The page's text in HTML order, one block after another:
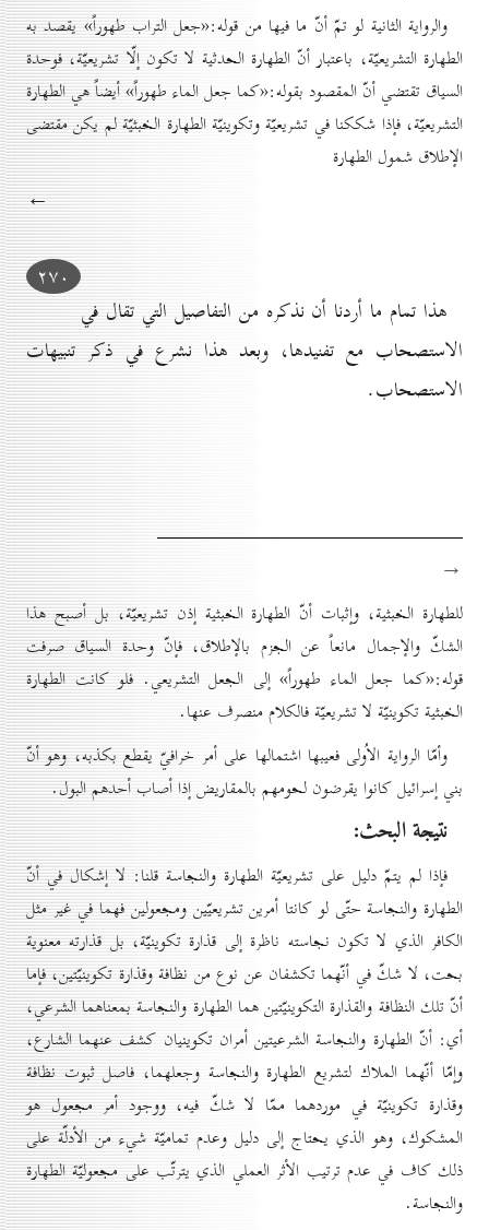
والرواية الثانية لو تمّ أنّ ما فيها من قوله:«جعل التراب طهوراً» يقصد به
الطهارة التشريعيّة، باعتبار أنّ الطهارة الحدثية لا تكون إلّا تشريعيّة، فوحدة
السياق تقتضي أنّ المقصود بقوله:«كما جعل الماء طهوراً» أيضاً هي الطهارة
التشريعيّة، فإذا شككنا في تشريعيّة وتكوينيّة الطهارة الخبثيّة لم يكن مقتضى
الإطلاق شمول الطهارة
←
۲۷٠
هذا تمام ما أردنا أن نذكره من التفاصيل التي تقال في
الاستصحاب مع تفنيدها، وبعد هذا نشرع في ذكر تنبيهات
الاستصحاب.
→
للطهارة الخبثية، وإثبات أنّ الطهارة الخبثية إذن تشريعيّة، بل أصبح هذا
الشكّ والإجمال مانعاً عن الجزم بالإطلاق، فإنّ وحدة السياق صرفت
قوله:«كما جعل الماء طهوراً» إلى الجعل التشريعي. فلو كانت الطهارة
الخبثية تكوينيّة لا تشريعيّة فالكلام منصرف عنها.
وأمّا الرواية الاُولى فعيبها اشتمالها على أمر خرافيّ يقطع بكذبه، وهو أنّ
بني إسرائيل كانوا يقرضون لحومهم بالمقاريض إذا أصاب أحدهم البول.
نتيجة البحث:
فإذا لم يتمّ دليل على تشريعيّة الطهارة والنجاسة قلنا: لا إشكال في أنّ
الطهارة والنجاسة حتّى لو كانتا أمرين تشريعيّين ومجعولين فهما في غير مثل
الكافر الذي لا تكون نجاسته ناظرة إلى قذارة تكوينيّة، بل قذارته معنوية
بحت، لا شكّ في أنّهما تكشفان عن نوع من نظافة وقذارة تكوينيّتين، فإما
أنّ تلك النظافة والقذارة التكوينيّتين هما الطهارة والنجاسة بمعناهما الشرعي،
أي: أنّ الطهارة والنجاسة الشرعيتين أمران تكوينيان كشف عنهما الشارع،
وإمّا أنّهما الملاك لتشريع الطهارة والنجاسة وجعلهما، فاصل ثبوت نظافة
وقذارة تكوينيّة في موردهما ممّا لا شكّ فيه، ووجود أمر مجعول هو
المشكوك، وهو الذي يحتاج إلى دليل وعدم تماميّة شيء من الأدلّة على
ذلك كاف في عدم ترتيب الأثر العملي الذي يترتّب على مجعوليّة الطهارة
والنجاسة.